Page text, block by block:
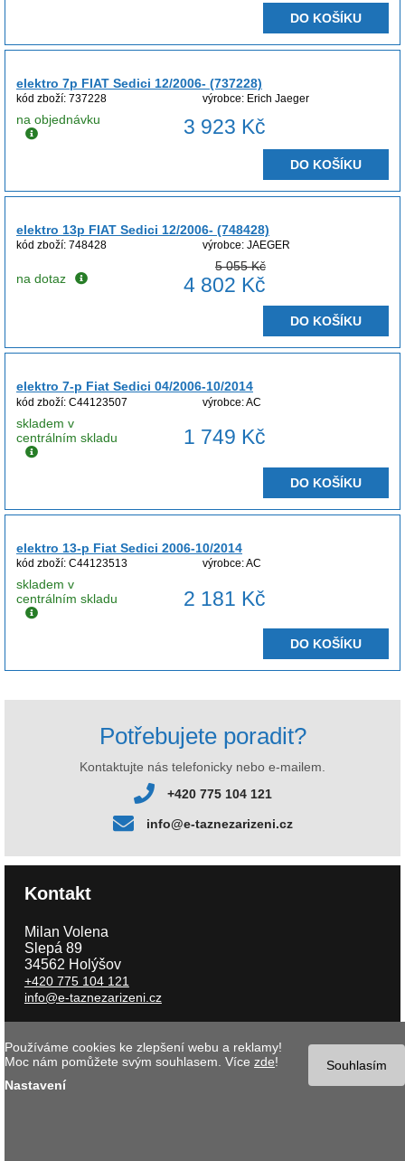
DO KOŠÍKU
elektro 7p FIAT Sedici 12/2006- (737228)
kód zboží: 737228 výrobce: Erich Jaeger
na objednávku 3 923 Kč
DO KOŠÍKU
elektro 13p FIAT Sedici 12/2006- (748428)
kód zboží: 748428 výrobce: JAEGER
na dotaz
5 055 Kč
4 802 Kč
DO KOŠÍKU
elektro 7-p Fiat Sedici 04/2006-10/2014
kód zboží: C44123507 výrobce: AC
skladem v
centrálním skladu
1 749 Kč
DO KOŠÍKU
elektro 13-p Fiat Sedici 2006-10/2014
kód zboží: C44123513 výrobce: AC
skladem v
centrálním skladu
2 181 Kč
DO KOŠÍKU
Potřebujete poradit?
Kontaktujte nás telefonicky nebo e-mailem.
+420 775 104 121
info@e-taznezarizeni.cz
Kontakt
Milan Volena
Slepá 89
34562 Holýšov
+420 775 104 121
info@e-taznezarizeni.cz
Copyright © 2026 e-taznezarizeni.cz | Aktualizace 06.08.2026 |
internetového obchodu- MK software |Nastavení cookies Souhlasím
Používáme cookies ke zlepšení webu a reklamy!
Moc nám pomůžete svým souhlasem. Více zde!
Nastavení